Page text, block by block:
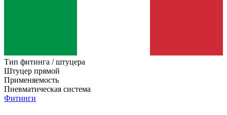
Тип фитинга / штуцера
Штуцер прямой
Применяемость
Пневматическая система
Фитинги